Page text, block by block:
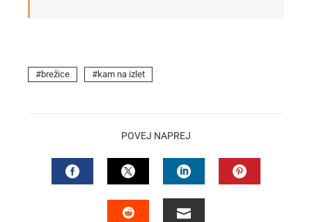
brežice kam na izlet
POVEJ NAPREJ
FACEBOOKTWITTERLINKEDIN